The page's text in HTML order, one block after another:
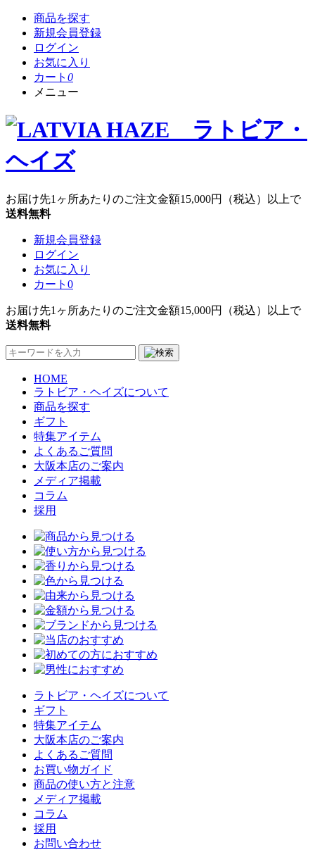
商品を探す
新規会員登録
ログイン
お気に入り
カート 0
メニュー
お届け先1ヶ所あたりのご注文金額15,000円
（税込）以上で
送料無料
新規会員登録
ログイン
お気に入り
カート 0
お届け先1ヶ所あたりのご注文金額15,000円
（税込）以上で
送料無料
HOME
ラトビア・ヘイズについて
商品を探す
ギフト
特集アイテム
よくあるご質問
大阪本店のご案内
メディア掲載
コラム
採用
ラトビア・ヘイズについて
ギフト
特集アイテム
大阪本店のご案内
よくあるご質問
お買い物ガイド
商品の使い方と注意
メディア掲載
コラム
採用
お問い合わせ